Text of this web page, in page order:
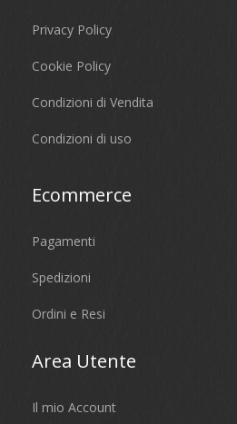
Privacy Policy
Cookie Policy
Condizioni di Vendita
Condizioni di uso
Ecommerce
Pagamenti
Spedizioni
Ordini e Resi
Area Utente
Il mio Account